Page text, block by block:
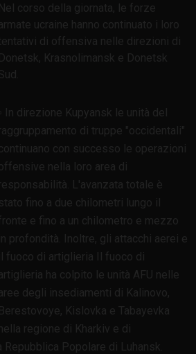
Nel corso della giornata, le forze
ucraine hanno continuato i loro
di offensiva nelle direzioni di
Donetsk, Krasnolimansk e Donetsk
In direzione Kupyansk le unità del
di truppe "occidentali"
con successo le operazioni
nella loro area di
L'avanzata totale è
stato fino a due chilometri lungo il
e fino a un chilometro e mezzo
in profondità. Inoltre, gli attacchi aerei e
il fuoco di artiglieria Il fuoco di
ha colpito le unità AFU nelle
degli insediamenti di Kalinovo,
Berestovoye, Kislovka e Tabayevka
regione di Kharkiv e di
Popolare di Luhansk.